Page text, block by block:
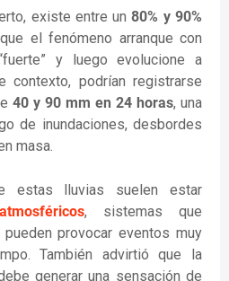
existe entre un80% y 90%
el fenómeno arranque con
y luego evolucione a
contexto, podrían registrarse
40 y 90 mm en 24 horas, una
de inundaciones, desbordes
masa.
estas lluvias suelen estar
, sistemas que
provocar eventos muy
También advirtió que la
generar una sensación de